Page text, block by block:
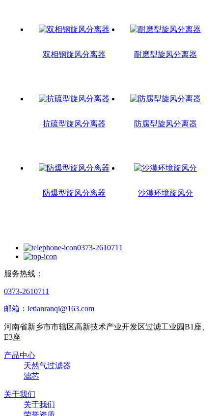
双相钢旋风分离器 耐磨型旋风分离器
抗硫型旋风分离器 防腐型旋风分离器
防爆型旋风分离器 沙漠环境旋风分
0373-2610711
服务热线：
0373-2610711
邮箱：letianranqi@163.com
河南省新乡市市辖区高新技术产业开发区过滤工业园B1座、
E3座
产品中心
天然气过滤器
滤芯
关于我们
关于我们